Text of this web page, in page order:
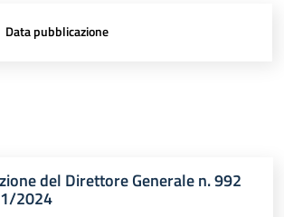
Data pubblicazione
del Direttore Generale n. 992
2024